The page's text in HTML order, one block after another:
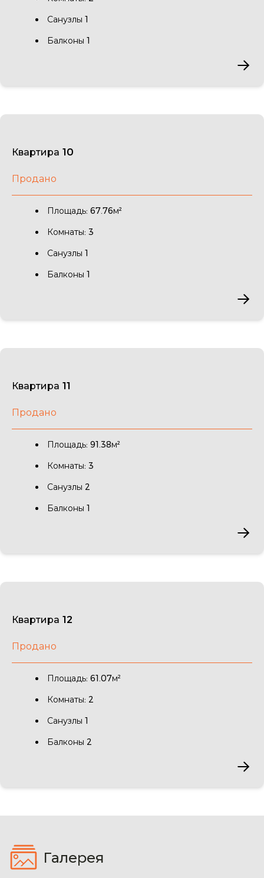
Санузлы 1
Балконы 1
Квартира 10
Продано
Площадь: 67.76м²
Комнаты: 3
Санузлы 1
Балконы 1
Квартира 11
Продано
Площадь: 91.38м²
Комнаты: 3
Санузлы 2
Балконы 1
Квартира 12
Продано
Площадь: 61.07м²
Комнаты: 2
Санузлы 1
Балконы 2
Галерея